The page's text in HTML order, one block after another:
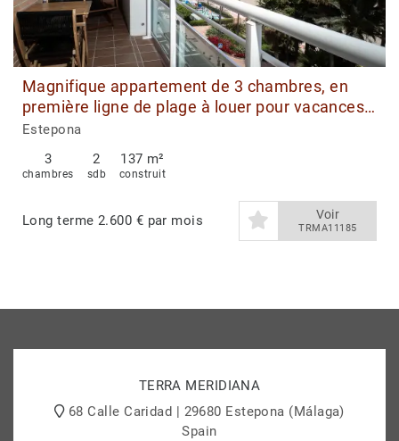
Magnifique appartement de 3 chambres, en
première ligne de plage à louer pour vacances
à Estepona.
Estepona
3
chambres
2
sdb
137 m²
construit
Long terme 2.600 € par mois Voir
TRMA11185
TERRA MERIDIANA
68 Calle Caridad | 29680 Estepona (Málaga)
Spain